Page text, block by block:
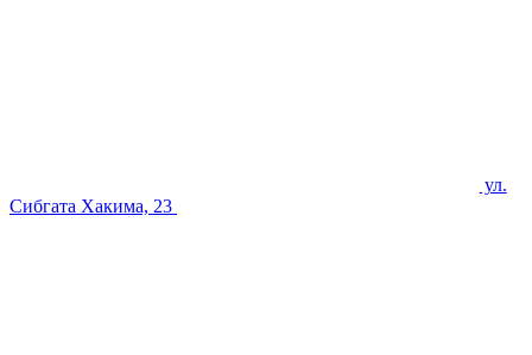
ул.
Сибгата Хакима, 23